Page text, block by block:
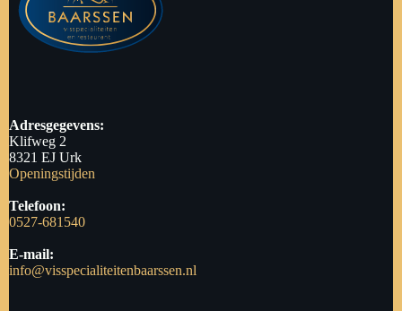
Adresgegevens:
Klifweg 2
8321 EJ Urk
Openingstijden
Telefoon:
0527-681540
E-mail:
info@visspecialiteitenbaarssen.nl